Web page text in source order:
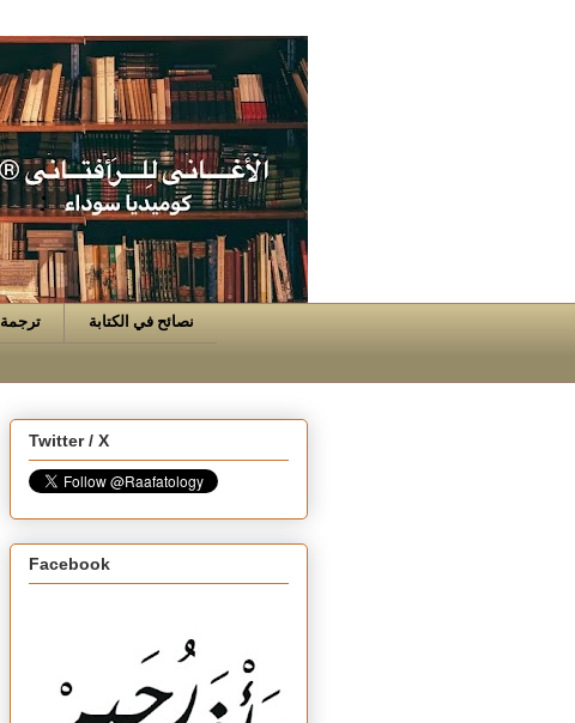
ترجمة نصائح في الكتابة
Twitter / X
Facebook